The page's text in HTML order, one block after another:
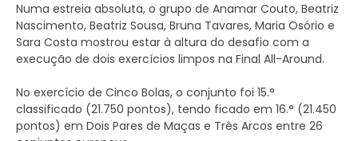
Numa estreia absoluta, o grupo de Anamar Couto, Beatriz
Nascimento, Beatriz Sousa, Bruna Tavares, Maria Osório e
Sara Costa mostrou estar à altura do desafio com a
execução de dois exercícios limpos na Final All-Around.
No exercício de Cinco Bolas, o conjunto foi 15.°
classificado (21.750 pontos), tendo ficado em 16.° (21.450
pontos) em Dois Pares de Maças e Três Arcos entre 26